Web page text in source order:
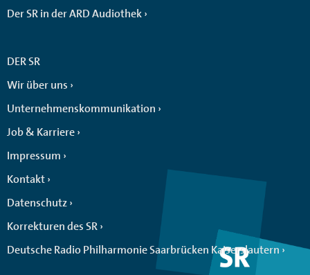
Der SR in der ARD Audiothek
DER SR
Wir über uns
Unternehmenskommunikation
Job & Karriere
Impressum
Kontakt
Datenschutz
Korrekturen des SR
Deutsche Radio Philharmonie Saarbrücken Kaiserslautern